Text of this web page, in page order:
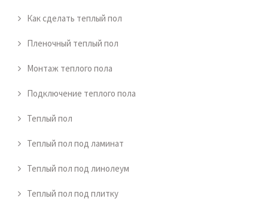
Как сделать теплый пол
Пленочный теплый пол
Монтаж теплого пола
Подключение теплого пола
Теплый пол
Теплый пол под ламинат
Теплый пол под линолеум
Теплый пол под плитку